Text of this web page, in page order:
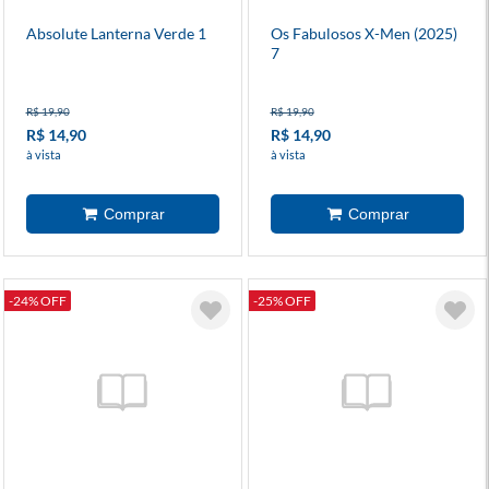
Absolute Lanterna Verde 1
R$ 19,90
R$ 14,90
à vista
Os Fabulosos X-Men (2025)
7
R$ 19,90
R$ 14,90
à vista
-24% OFF -25% OFF